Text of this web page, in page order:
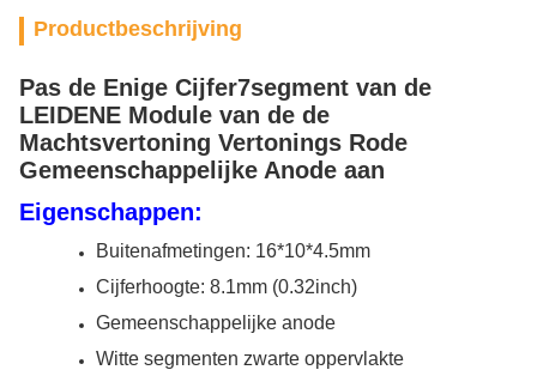
Productbeschrijving
Pas de Enige Cijfer7segment van de
LEIDENE Module van de de
Machtsvertoning Vertonings Rode
Gemeenschappelijke Anode aan
Eigenschappen:
Buitenafmetingen: 16*10*4.5mm
Cijferhoogte: 8.1mm (0.32inch)
Gemeenschappelijke anode
Witte segmenten zwarte oppervlakte